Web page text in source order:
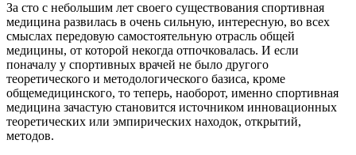
За сто с небольшим лет своего существования спортивная
медицина развилась в очень сильную, интересную, во всех
смыслах передовую самостоятельную отрасль общей
медицины, от которой некогда отпочковалась. И если
поначалу у спортивных врачей не было другого
теоретического и методологического базиса, кроме
общемедицинского, то теперь, наоборот, именно спортивная
медицина зачастую становится источником инновационных
теоретических или эмпирических находок, открытий,
методов.